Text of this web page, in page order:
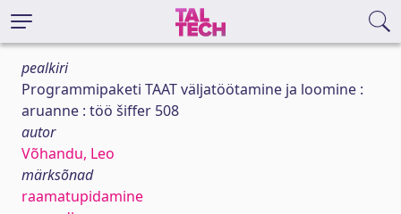
pealkiri
Programmipaketi TAAT väljatöötamine ja loomine :
aruanne : töö šiffer 508
autor
Võhandu, Leo
märksõnad
raamatupidamine